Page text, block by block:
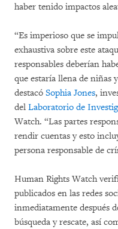
haber tenido impactos
“Es imperioso que se
exhaustiva sobre este
responsables deberían
que estaría llena de niñas
destacó Sophia Jones,
del Laboratorio de
Watch. “Las partes
rendir cuentas y esto
persona responsable de
Human Rights Watch
publicados en las redes
inmediatamente después
búsqueda y rescate, así